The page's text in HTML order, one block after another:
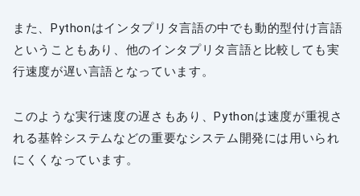
また、Pythonはインタプリタ言語の中でも動的型付け言語
ということもあり、他のインタプリタ言語と比較しても実
行速度が遅い言語となっています。
このような実行速度の遅さもあり、Pythonは速度が重視さ
れる基幹システムなどの重要なシステム開発には用いられ
にくくなっています。